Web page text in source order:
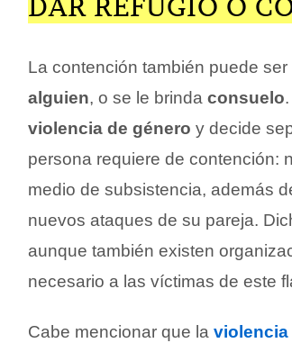
La contención también puede
alguien, o se le brinda consuelo
violencia de género y decide
persona requiere de contención:
medio de subsistencia, además
nuevos ataques de su pareja.
aunque también existen
necesario a las víctimas de este
Cabe mencionar que la violencia